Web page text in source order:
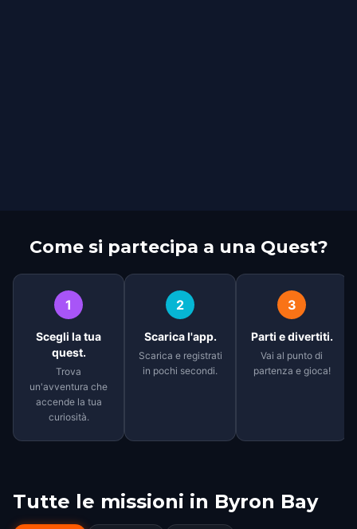
Come si partecipa a una Quest?
1
Scegli la tua
quest.
Trova
un'avventura che
accende la tua
curiosità.
2
Scarica l'app.
Scarica e registrati
in pochi secondi.
3
Parti e divertiti.
Vai al punto di
partenza e gioca!
Tutte le missioni in Byron Bay